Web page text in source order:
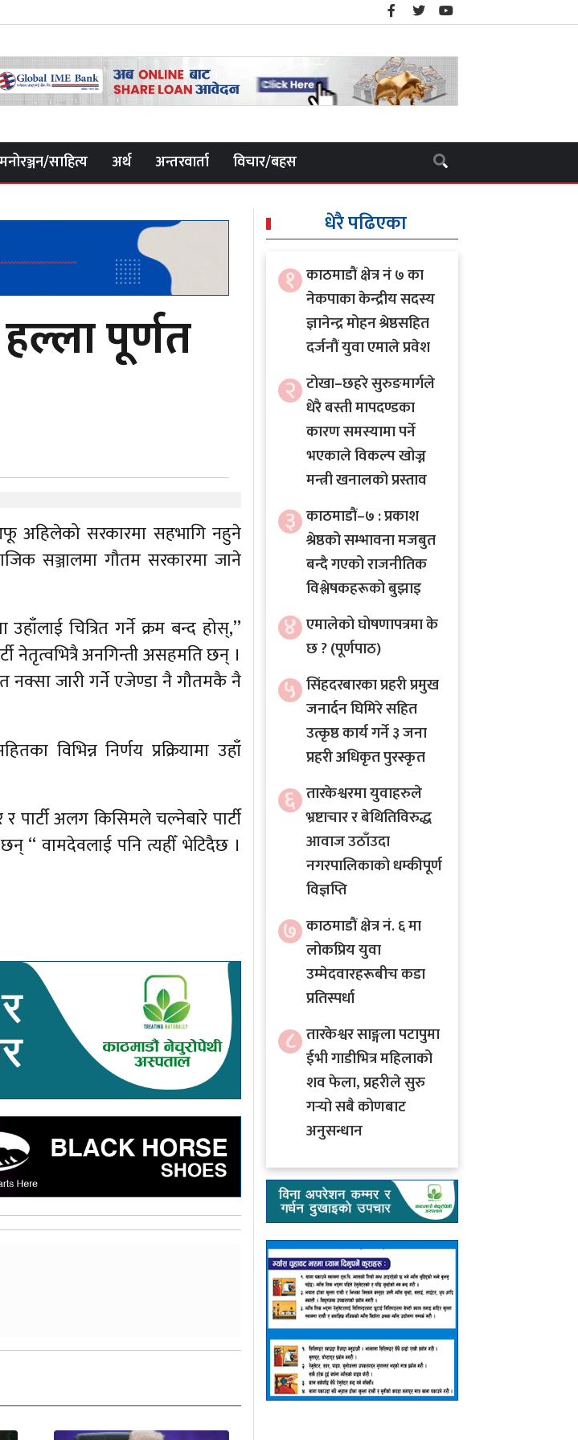
मनोरञ्जन/साहित्य अर्थ अन्तरवार्ता विचार/बहस
पूर्णत
अहिलेको सरकारमा सहभागि नहुने
सञ्जालमा गौतम सरकारमा जाने
चित्रित गर्ने क्रम बन्द होस्,’’
नेतृत्वभित्रै अनगिन्ती असहमति छन् ।
नक्सा जारी गर्ने एजेण्डा नै गौतमकै नै
विभिन्न निर्णय प्रक्रियामा उहाँ
पार्टी अलग किसिमले चल्नेबारे पार्टी
‘‘ वामदेवलाई पनि त्यहीँ भेटिदैछ ।
धेरै पढिएका
१ काठमाडौं क्षेत्र नं ७ का
नेकपाका केन्द्रीय सदस्य
ज्ञानेन्द्र मोहन श्रेष्ठसहित
दर्जनौं युवा एमाले प्रवेश
२ टोखा–छहरे सुरुङमार्गले
धेरै बस्ती मापदण्डका
कारण समस्यामा पर्ने
भएकाले विकल्प खोज्न
मन्त्री खनालको प्रस्ताव
३ काठमाडौं–७ : प्रकाश
श्रेष्ठको सम्भावना मजबुत
बन्दै गएको राजनीतिक
विश्लेषकहरूको बुझाइ
४ एमालेको घोषणापत्रमा के
छ ? (पूर्णपाठ)
५ सिंहदरबारका प्रहरी प्रमुख
जनार्दन घिमिरे सहित
उत्कृष्ठ कार्य गर्ने ३ जना
प्रहरी अधिकृत पुरस्कृत
६ तारकेश्वरमा युवाहरुले
भ्रष्टाचार र बेथितिविरुद्ध
आवाज उठाँउदा
नगरपालिकाको धम्कीपूर्ण
विज्ञप्ति
७ काठमाडौं क्षेत्र नं. ६ मा
लोकप्रिय युवा
उम्मेदवारहरूबीच कडा
प्रतिस्पर्धा
८ तारकेश्वर साङ्गला पटापुमा
ईभी गाडीभित्र महिलाको
शव फेला, प्रहरीले सुरु
गर्‍यो सबै कोणबाट
अनुसन्धान